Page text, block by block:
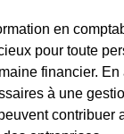
en
pour toute
financier. En
à une
contribuer